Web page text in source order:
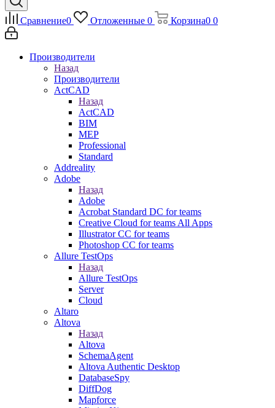
Сравнение0 Отложенные 0 Корзина0 0
Производители
Назад
Производители
ActCAD
Назад
ActCAD
BIM
MEP
Professional
Standard
Addreality
Adobe
Назад
Adobe
Acrobat Standard DC for teams
Creative Cloud for teams All Apps
Illustrator CC for teams
Photoshop CC for teams
Allure TestOps
Назад
Allure TestOps
Server
Cloud
Altaro
Altova
Назад
Altova
SchemaAgent
Altova Authentic Desktop
DatabaseSpy
DiffDog
Mapforce